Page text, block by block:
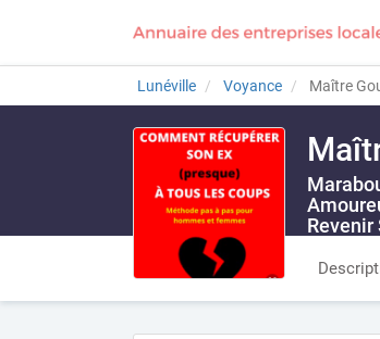
Lunéville Voyance Maître
Revenir